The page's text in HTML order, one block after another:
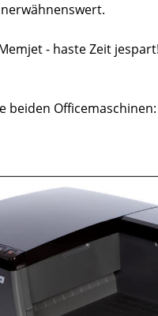
- haste Zeit jespart!
beiden Officemaschinen: